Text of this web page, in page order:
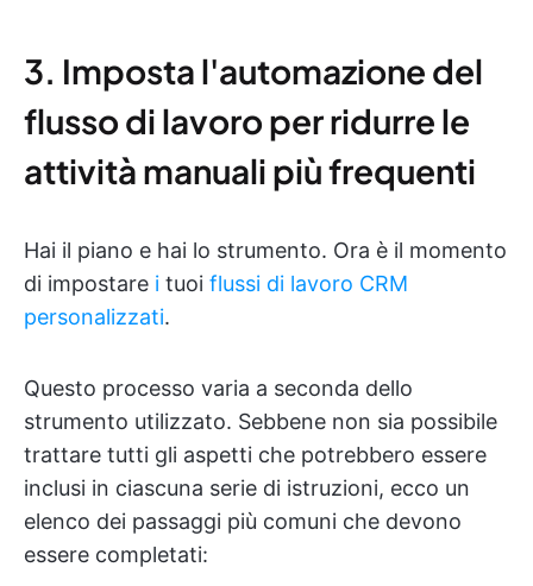
3. Imposta l'automazione del
flusso di lavoro per ridurre le
attività manuali più frequenti
Hai il piano e hai lo strumento. Ora è il momento
di impostare i tuoi flussi di lavoro CRM
personalizzati.
Questo processo varia a seconda dello
strumento utilizzato. Sebbene non sia possibile
trattare tutti gli aspetti che potrebbero essere
inclusi in ciascuna serie di istruzioni, ecco un
elenco dei passaggi più comuni che devono
essere completati: